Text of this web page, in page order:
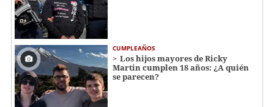
CUMPLEAÑOS
Los hijos mayores de Ricky
Martin cumplen 18 años: ¿A quién
se parecen?